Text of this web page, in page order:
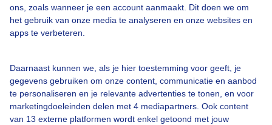
ons, zoals wanneer je een account aanmaakt. Dit doen we om
het gebruik van onze media te analyseren en onze websites en
apps te verbeteren.
Daarnaast kunnen we, als je hier toestemming voor geeft, je
gegevens gebruiken om onze content, communicatie en aanbod
te personaliseren en je relevante advertenties te tonen, en voor
marketingdoeleinden delen met 4 mediapartners. Ook content
van 13 externe platformen wordt enkel getoond met jouw